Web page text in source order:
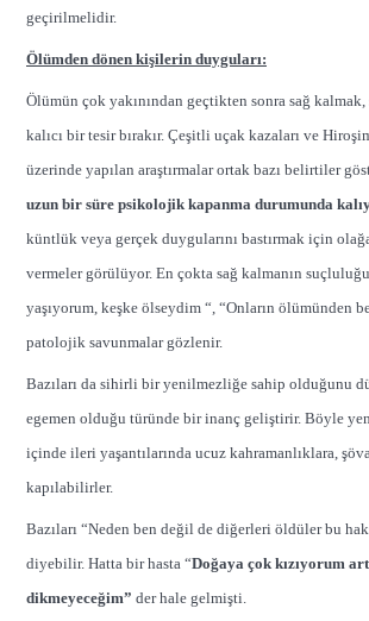
geçirilmelidir.
Ölümden dönen kişilerin duyguları:
Ölümün çok yakınından geçtikten sonra sağ
kalıcı bir tesir bırakır. Çeşitli uçak kazaları ve
üzerinde yapılan araştırmalar ortak bazı belirtiler
uzun bir süre psikolojik kapanma durumunda
küntlük veya gerçek duygularını bastırmak için
vermeler görülüyor. En çokta sağ kalmanın
yaşıyorum, keşke ölseydim “, “Onların ölümünden
patolojik savunmalar gözlenir.
Bazıları da sihirli bir yenilmezliğe sahip olduğunu
egemen olduğu türünde bir inanç geliştirir. Böyle
içinde ileri yaşantılarında ucuz kahramanlıklara,
kapılabilirler.
Bazıları “Neden ben değil de diğerleri öldüler bu
diyebilir. Hatta bir hasta “Doğaya çok kızıyorum
dikmeyeceğim” der hale gelmişti.